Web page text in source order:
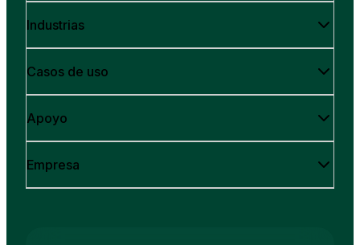
Industrias
Casos de uso
Apoyo
Empresa